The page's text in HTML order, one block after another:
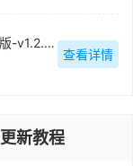
Windows7 硬盘安装工具绿色版-v1.2.0.62
查看详情
更新教程